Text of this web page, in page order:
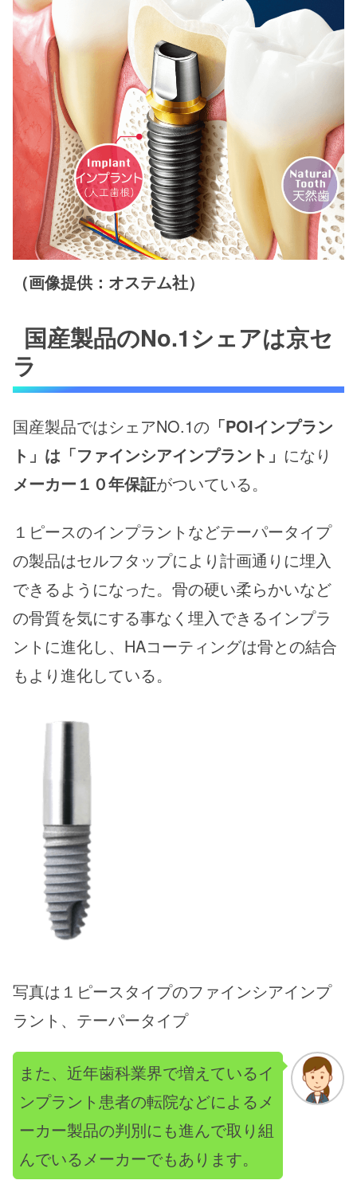
（画像提供：オステム社）
国産製品のNo.1シェアは京セ
ラ
国産製品ではシェアNO.1の 「POIインプラン
ト」は「ファインシアインプラント」 になり
メーカー １０年保証がついている。
１ピースのインプラントなどテーパータイプ
の製品はセルフタップにより計画通りに埋入
できるようになった。骨の硬い柔らかいなど
の骨質を気にする事なく埋入できるインプラ
ントに進化し、HAコーティングは骨との結合
もより進化している。
写真は１ピースタイプのファインシアインプ
ラント、テーパータイプ
また、近年歯科業界で増えているイ
ンプラント患者の転院などによるメ
ーカー製品の判別にも進んで取り組
んでいるメーカーでもあります。